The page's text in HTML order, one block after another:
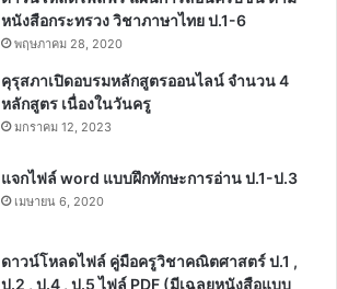
หนังสือกระทรวง วิชาภาษาไทย ป.1-6
พฤษภาคม 28, 2020
คุรุสภาเปิดอบรมหลักสูตรออนไลน์ จำนวน 4
หลักสูตร เนื่องในวันครู
มกราคม 12, 2023
แจกไฟล์ word แบบฝึกทักษะการอ่าน ป.1-ป.3
เมษายน 6, 2020
ดาวน์โหลดไฟล์ คู่มือครูวิชาคณิตศาสตร์ ป.1 ,
ป.2 , ป.4 , ป.5 ไฟล์ PDF (มีเฉลยหนังสือแบบ